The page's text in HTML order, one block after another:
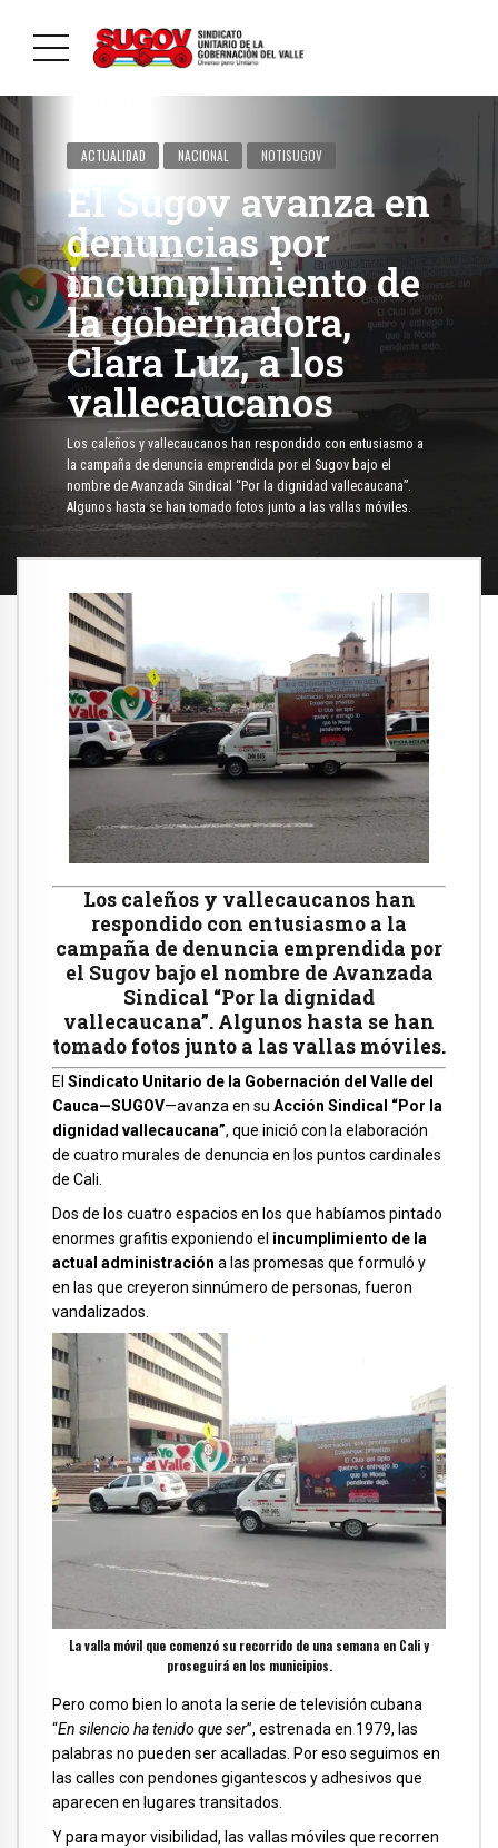
ACTUALIDAD NACIONAL NOTISUGOV
El Sugov avanza en
denuncias por
incumplimiento de
la gobernadora,
Clara Luz, a los
vallecaucanos
Los caleños y vallecaucanos han respondido con entusiasmo a
la campaña de denuncia emprendida por el Sugov bajo el
nombre de Avanzada Sindical “Por la dignidad vallecaucana”.
Algunos hasta se han tomado fotos junto a las vallas móviles.
Los caleños y vallecaucanos han
respondido con entusiasmo a la
campaña de denuncia emprendida por
el Sugov bajo el nombre de Avanzada
Sindical “Por la dignidad
vallecaucana”. Algunos hasta se han
tomado fotos junto a las vallas móviles.
El Sindicato Unitario de la Gobernación del Valle del
Cauca—SUGOV—avanza en su Acción Sindical “Por la
dignidad vallecaucana”, que inició con la elaboración
de cuatro murales de denuncia en los puntos cardinales
de Cali.
Dos de los cuatro espacios en los que habíamos pintado
enormes grafitis exponiendo el incumplimiento de la
actual administración a las promesas que formuló y
en las que creyeron sinnúmero de personas, fueron
vandalizados.
La valla móvil que comenzó su recorrido de una semana en Cali y
proseguirá en los municipios.
Pero como bien lo anota la serie de televisión cubana
“En silencio ha tenido que ser”, estrenada en 1979, las
palabras no pueden ser acalladas. Por eso seguimos en
las calles con pendones gigantescos y adhesivos que
aparecen en lugares transitados.
Y para mayor visibilidad, las vallas móviles que recorren